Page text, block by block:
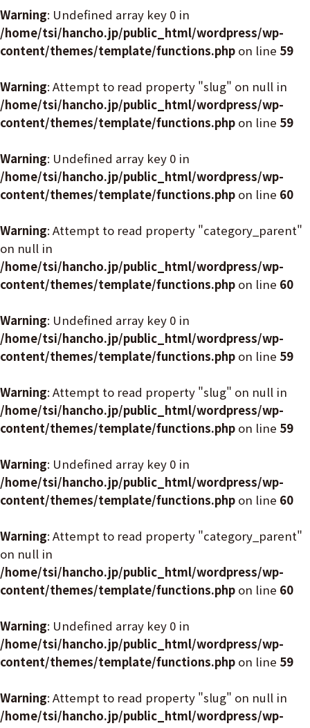
Warning: Undefined array key 0 in
/home/tsi/hancho.jp/public_html/wordpress/wp-
content/themes/template/functions.php on line 59
Warning: Attempt to read property "slug" on null in
/home/tsi/hancho.jp/public_html/wordpress/wp-
content/themes/template/functions.php on line 59
Warning: Undefined array key 0 in
/home/tsi/hancho.jp/public_html/wordpress/wp-
content/themes/template/functions.php on line 60
Warning: Attempt to read property "category_parent"
on null in
/home/tsi/hancho.jp/public_html/wordpress/wp-
content/themes/template/functions.php on line 60
Warning: Undefined array key 0 in
/home/tsi/hancho.jp/public_html/wordpress/wp-
content/themes/template/functions.php on line 59
Warning: Attempt to read property "slug" on null in
/home/tsi/hancho.jp/public_html/wordpress/wp-
content/themes/template/functions.php on line 59
Warning: Undefined array key 0 in
/home/tsi/hancho.jp/public_html/wordpress/wp-
content/themes/template/functions.php on line 60
Warning: Attempt to read property "category_parent"
on null in
/home/tsi/hancho.jp/public_html/wordpress/wp-
content/themes/template/functions.php on line 60
Warning: Undefined array key 0 in
/home/tsi/hancho.jp/public_html/wordpress/wp-
content/themes/template/functions.php on line 59
Warning: Attempt to read property "slug" on null in
/home/tsi/hancho.jp/public_html/wordpress/wp-